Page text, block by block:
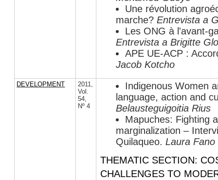
Une révolution
marche? Entrevista a
Les ONG à l'avant-
Entrevista a Brigitte
APE UE-ACP :
Jacob Kotcho
DEVELOPMENT 2011,
Vol.
54,
Nº 4
Indigenous Women
language, action and
Belausteguigoitia Rius
Mapuches: Fighting
marginalization –
Quilaqueo. Laura
THEMATIC SECTION:
CHALLENGES TO